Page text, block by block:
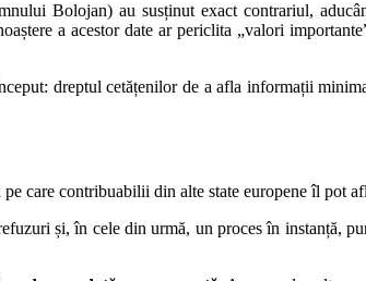
Bolojan) au susținut exact contrariul,
a acestor date ar periclita „valori
dreptul cetățenilor de a afla informații
care contribuabilii din alte state europene îl pot
și, în cele din urmă, un proces în instanță,